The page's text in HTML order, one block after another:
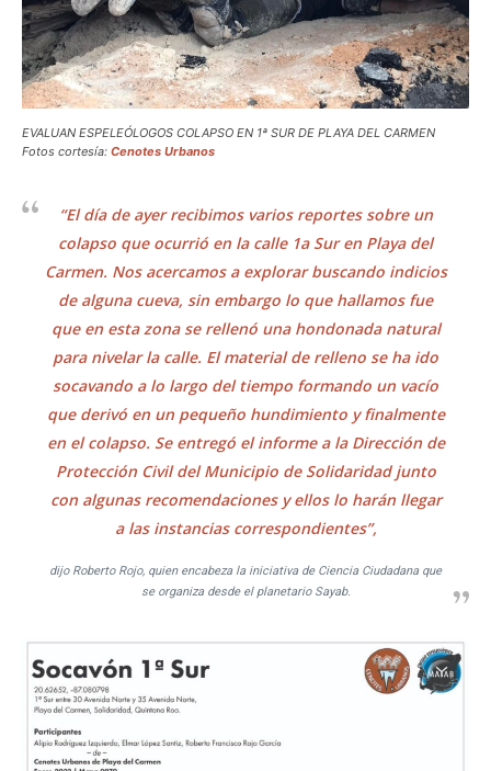
EVALUAN ESPELEÓLOGOS COLAPSO EN 1ª SUR DE PLAYA DEL CARMEN
Fotos cortesía: Cenotes Urbanos
“El día de ayer recibimos varios reportes sobre un
colapso que ocurrió en la calle 1a Sur en Playa del
Carmen. Nos acercamos a explorar buscando indicios
de alguna cueva, sin embargo lo que hallamos fue
que en esta zona se rellenó una hondonada natural
para nivelar la calle. El material de relleno se ha ido
socavando a lo largo del tiempo formando un vacío
que derivó en un pequeño hundimiento y finalmente
en el colapso. Se entregó el informe a la Dirección de
Protección Civil del Municipio de Solidaridad junto
con algunas recomendaciones y ellos lo harán llegar
a las instancias correspondientes”,
dijo Roberto Rojo, quien encabeza la iniciativa de Ciencia Ciudadana que
se organiza desde el planetario Sayab.